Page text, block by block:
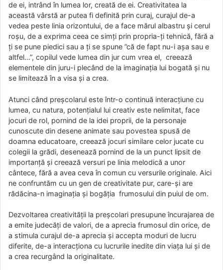
de ei, intrând în lumea lor, creată de ei. Creativitatea la
această vârstă ar putea fi definită prin curaj, curajul de-a
vedea peste linia orizontului, de a face mărul albastru și cerul
roșu, de a exprima ceea ce simți prin propria-ți tehnică, fără a
ți se pune piedici sau a ți se spune ”că de fapt nu-i așa sau e
altfel…”, copilul vede lumea din jur cum vrea el, creează
elementele din juru-i plecând de la imaginația lui bogată și nu
se limitează în a visa și a crea.
Atunci când preșcolarul este într-o continuă interacțiune cu
lumea, cu natura, potențialul lui creativ este nelimitat, face
jocuri de rol, pornind de la idei proprii, de la personaje
cunoscute din desene animate sau povestea spusă de
doamna educatoare, creează jocuri similare celor jucate cu
colegii la grădi, desenează pornind de la un punct lipsit de
importanță și creează versuri pe linia melodică a unor
cântece, fără a avea ceva în comun cu versurile originale. Aici
ne confruntăm cu un gen de creativitate pur, care-și are
rădăcina-n imaginația și bogăția frumosului din puiul de om.
Dezvoltarea creativității la preșcolari presupune încurajarea de
a emite judecăți de valori, de a aprecia frumosul din orice, de
a stimula curajul de-a aprecia și accepta moduri de lucru
diferite, de-a interacționa cu lucrurile inedite din viața lui și de
a crea recurgând la originalitate.